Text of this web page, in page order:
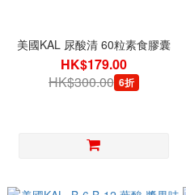
美國KAL 尿酸清 60粒素食膠囊
HK$179.00
HK$300.00 6折